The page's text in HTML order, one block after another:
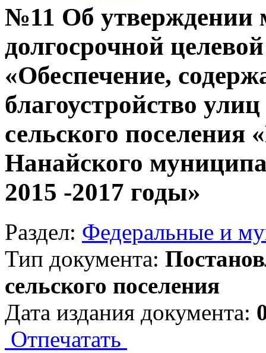
№11 Об утверждении
долгосрочной
«Обеспечение,
благоустройство
сельского
Нанайского
2015 -2017 годы»
Раздел: Федеральные и
Тип документа:
сельского поселения
Дата издания документа:
Отпечатать